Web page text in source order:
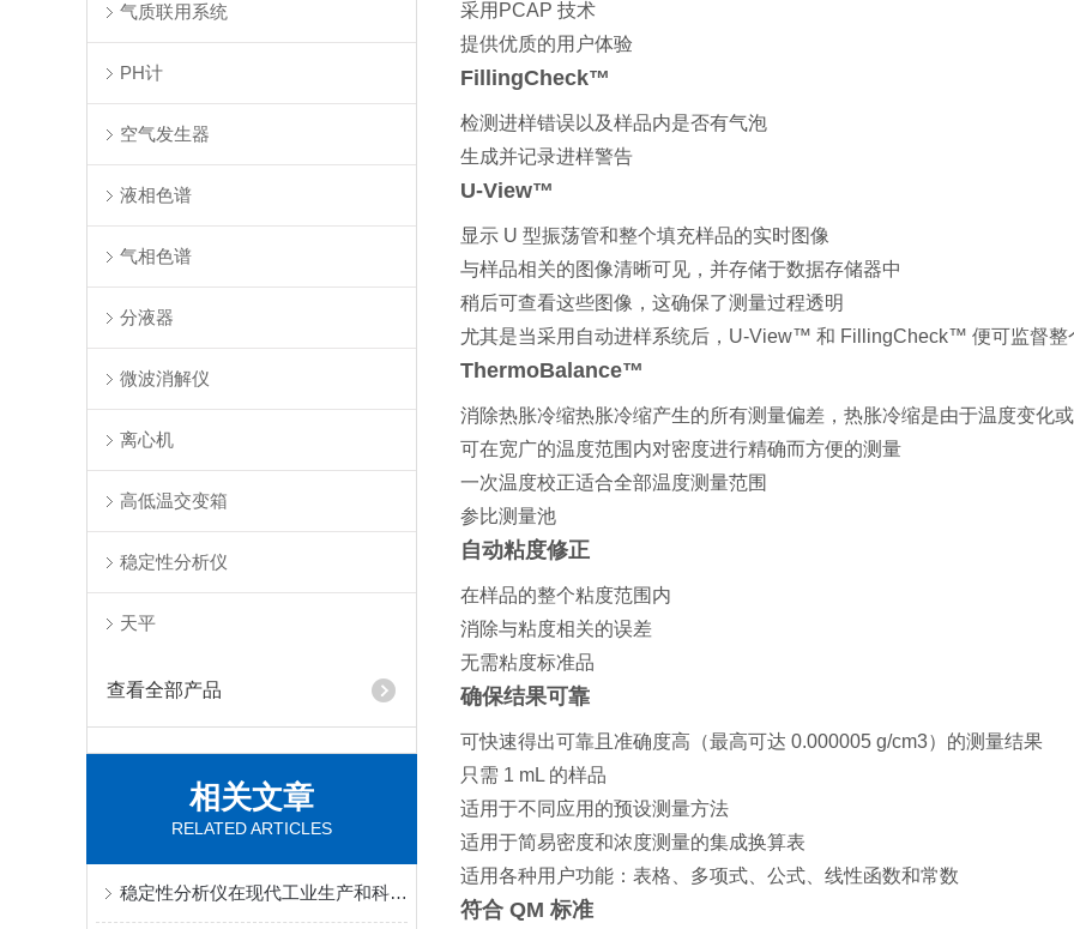
气质联用系统
PH计
空气发生器
液相色谱
气相色谱
分液器
微波消解仪
离心机
高低温交变箱
稳定性分析仪
天平
查看全部产品
相关文章
RELATED ARTICLES
稳定性分析仪在现代工业生产和科学研究中扮演着至关重要的角色
采用PCAP 技术
提供优质的用户体验
FillingCheck™
检测进样错误以及样品内是否有气泡
生成并记录进样警告
U-View™
显示 U 型振荡管和整个填充样品的实时图像
与样品相关的图像清晰可见，并存储于数据存储器中
稍后可查看这些图像，这确保了测量过程透明
尤其是当采用自动进样系统后，U-View™ 和 FillingCheck™ 便可监督整
ThermoBalance™
消除热胀冷缩热胀冷缩产生的所有测量偏差，热胀冷缩是由于温度变化
可在宽广的温度范围内对密度进行精确而方便的测量
一次温度校正适合全部温度测量范围
参比测量池
自动粘度修正
在样品的整个粘度范围内
消除与粘度相关的误差
无需粘度标准品
确保结果可靠
可快速得出可靠且准确度高（最高可达 0.000005 g/cm3）的测量结果
只需 1 mL 的样品
适用于不同应用的预设测量方法
适用于简易密度和浓度测量的集成换算表
适用各种用户功能：表格、多项式、公式、线性函数和常数
符合 QM 标准